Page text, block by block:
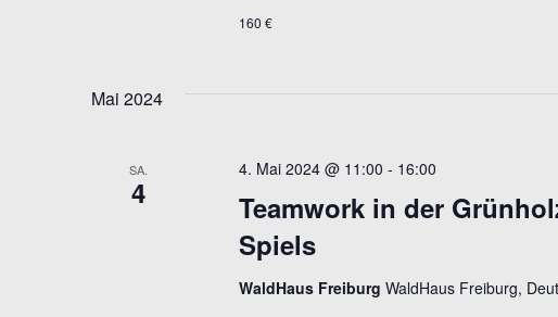
160 €
Mai 2024
SA.
4
Teamwork in der
Spiels
4. Mai 2024 @ 11:00 - 16:00
WaldHaus Freiburg WaldHaus Freiburg,